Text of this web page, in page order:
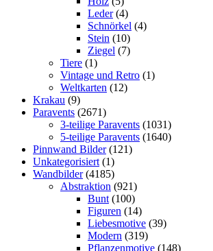
Leder (4)
Schnörkel (4)
Stein (10)
Ziegel (7)
Tiere (1)
Vintage und Retro (1)
Weltkarten (12)
Krakau (9)
Paravents (2671)
3-teilige Paravents (1031)
5-teilige Paravents (1640)
Pinnwand Bilder (121)
Unkategorisiert (1)
Wandbilder (4185)
Abstraktion (921)
Bunt (100)
Figuren (14)
Liebesmotive (39)
Modern (319)
Pflanzenmotive (148)